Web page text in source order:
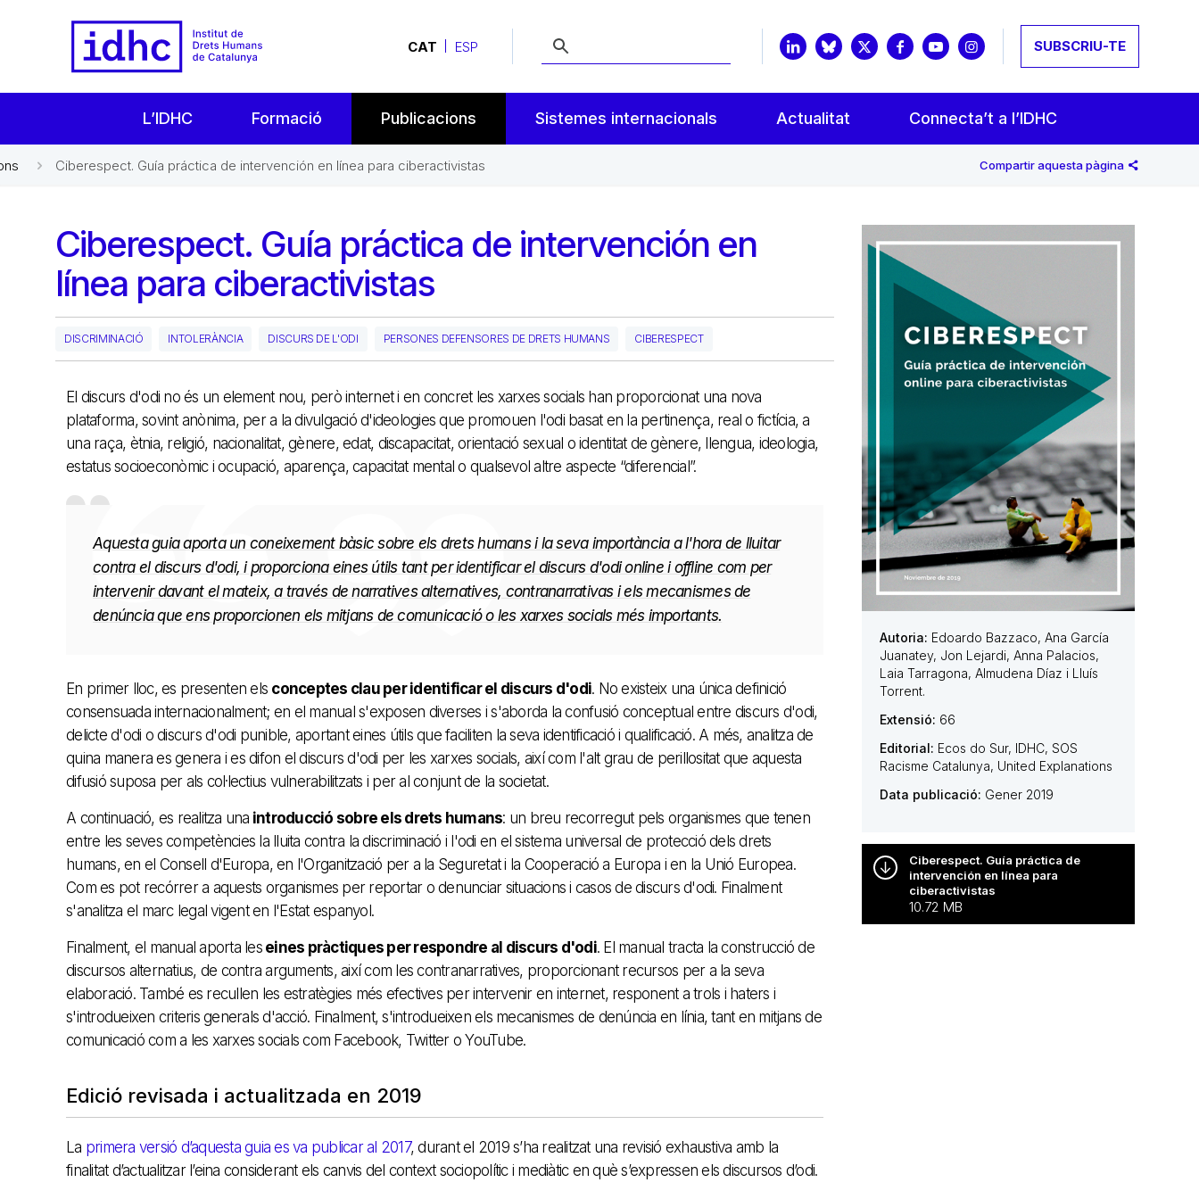
CAT ESP SUBSCRIU-TE
L’IDHC Formació Publicacions Sistemes internacionals Actualitat Connecta’t a l’IDHC
Ciberespect. Guía práctica de intervención en línea para ciberactivistas Compartir aquesta pàgina
Ciberespect. Guía práctica de intervención en
línea para ciberactivistas
DISCRIMINACIÓ INTOLERÀNCIA DISCURS DE L'ODI PERSONES DEFENSORES DE DRETS HUMANS CIBERESPECT
El discurs d'odi no és un element nou, però internet i en concret les xarxes socials han proporcionat una nova
plataforma, sovint anònima, per a la divulgació d'ideologies que promouen l'odi basat en la pertinença, real o fictícia, a
una raça, ètnia, religió, nacionalitat, gènere, edat, discapacitat, orientació sexual o identitat de gènere, llengua, ideologia,
estatus socioeconòmic i ocupació, aparença, capacitat mental o qualsevol altre aspecte “diferencial”.
Aquesta guia aporta un coneixement bàsic sobre els drets humans i la seva importància a l'hora de lluitar
contra el discurs d'odi, i proporciona eines útils tant per identificar el discurs d'odi online i offline com per
intervenir davant el mateix, a través de narratives alternatives, contranarrativas i els mecanismes de
denúncia que ens proporcionen els mitjans de comunicació o les xarxes socials més importants.
En primer lloc, es presenten els conceptes clau per identificar el discurs d'odi. No existeix una única definició
consensuada internacionalment; en el manual s'exposen diverses i s'aborda la confusió conceptual entre discurs d'odi,
delicte d'odi o discurs d'odi punible, aportant eines útils que faciliten la seva identificació i qualificació. A més, analitza de
quina manera es genera i es difon el discurs d'odi per les xarxes socials, així com l'alt grau de perillositat que aquesta
difusió suposa per als col·lectius vulnerabilitzats i per al conjunt de la societat.
A continuació, es realitza una introducció sobre els drets humans: un breu recorregut pels organismes que tenen
entre les seves competències la lluita contra la discriminació i l'odi en el sistema universal de protecció dels drets
humans, en el Consell d'Europa, en l'Organització per a la Seguretat i la Cooperació a Europa i en la Unió Europea.
Com es pot recórrer a aquests organismes per reportar o denunciar situacions i casos de discurs d'odi. Finalment
s'analitza el marc legal vigent en l'Estat espanyol.
Finalment, el manual aporta leseines pràctiques per respondre al discurs d'odi. El manual tracta la construcció de
discursos alternatius, de contra arguments, així com les contranarratives, proporcionant recursos per a la seva
elaboració. També es recullen les estratègies més efectives per intervenir en internet, responent a trols i haters i
s'introdueixen criteris generals d'acció. Finalment, s'introdueixen els mecanismes de denúncia en línia, tant en mitjans de
comunicació com a les xarxes socials com Facebook, Twitter o YouTube.
Edició revisada i actualitzada en 2019
La primera versió d’aquesta guia es va publicar al 2017, durant el 2019 s’ha realitzat una revisió exhaustiva amb la
finalitat d’actualitzar l’eina considerant els canvis del context sociopolític i mediàtic en què s’expressen els discursos d’odi.
Autoria: Edoardo Bazzaco, Ana García
Juanatey, Jon Lejardi, Anna Palacios,
Laia Tarragona, Almudena Díaz i Lluís
Torrent.
Extensió: 66
Editorial: Ecos do Sur, IDHC, SOS
Racisme Catalunya, United Explanations
Data publicació: Gener 2019
Ciberespect. Guía práctica de
intervención en línea para
ciberactivistas
10.72 MB